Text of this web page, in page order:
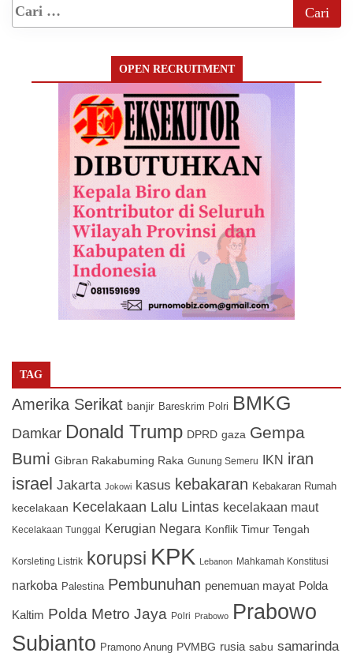
OPEN RECRUITMENT
TAG
Amerika Serikat banjir Bareskrim Polri BMKG
Damkar Donald Trump DPRD gaza Gempa
Bumi Gibran Rakabuming Raka Gunung Semeru IKN iran
israel Jakarta Jokowi kasus kebakaran Kebakaran Rumah
kecelakaan Kecelakaan Lalu Lintas kecelakaan maut
Kecelakaan Tunggal Kerugian Negara Konflik Timur Tengah
Korsleting Listrik korupsi KPK Lebanon Mahkamah Konstitusi
narkoba Palestina Pembunuhan penemuan mayat Polda
Kaltim Polda Metro Jaya Polri Prabowo Prabowo
Subianto Pramono Anung PVMBG rusia sabu samarinda